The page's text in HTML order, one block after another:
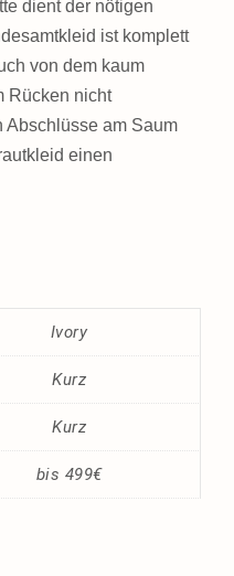
dient der nötigen
ist komplett
von dem kaum
Rücken nicht
Abschlüsse am Saum
einen
Ivory
Kurz
Kurz
bis 499€